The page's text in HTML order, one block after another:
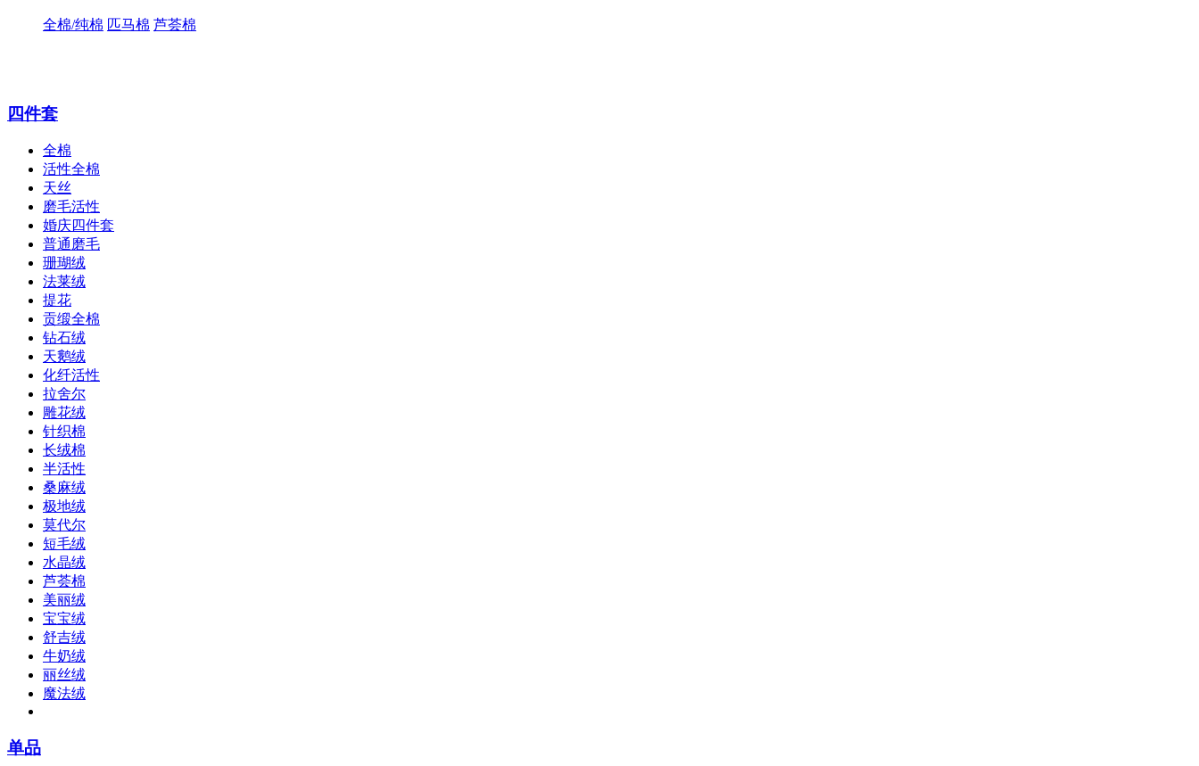
全棉/纯棉 匹马棉 芦荟棉
四件套
全棉
活性全棉
天丝
磨毛活性
婚庆四件套
普通磨毛
珊瑚绒
法莱绒
提花
贡缎全棉
钻石绒
天鹅绒
化纤活性
拉舍尔
雕花绒
针织棉
长绒棉
半活性
桑麻绒
极地绒
莫代尔
短毛绒
水晶绒
芦荟棉
美丽绒
宝宝绒
舒吉绒
牛奶绒
丽丝绒
魔法绒
单品